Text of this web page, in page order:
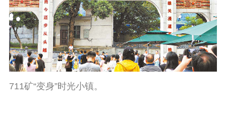
711矿“变身”时光小镇。